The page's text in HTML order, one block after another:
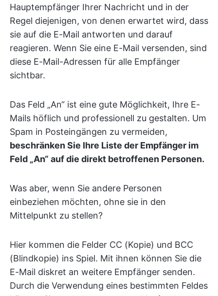
Hauptempfänger Ihrer Nachricht und in der
Regel diejenigen, von denen erwartet wird, dass
sie auf die E-Mail antworten und darauf
reagieren. Wenn Sie eine E-Mail versenden, sind
diese E-Mail-Adressen für alle Empfänger
sichtbar.
Das Feld „An“ ist eine gute Möglichkeit, Ihre E-
Mails höflich und professionell zu gestalten. Um
Spam in Posteingängen zu vermeiden,
beschränken Sie Ihre Liste der Empfänger im
Feld „An“ auf die direkt betroffenen Personen.
Was aber, wenn Sie andere Personen
einbeziehen möchten, ohne sie in den
Mittelpunkt zu stellen?
Hier kommen die Felder CC (Kopie) und BCC
(Blindkopie) ins Spiel. Mit ihnen können Sie die
E-Mail diskret an weitere Empfänger senden.
Durch die Verwendung eines bestimmten Feldes